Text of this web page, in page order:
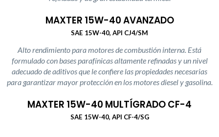
MAXTER 15W-40 AVANZADO
SAE 15W-40, API CJ4/SM
Alto rendimiento para motores de combustión interna. Está
formulado con bases parafínicas altamente refinadas y un nivel
adecuado de aditivos que le confiere las propiedades necesarias
para garantizar mayor protección en los motores diesel y gasolina.
MAXTER 15W-40 MULTÍGRADO CF-4
SAE 15W-40, API CF-4/SG